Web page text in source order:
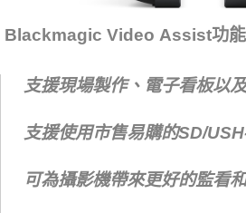
Blackmagic Video Assist功
支援現場製作、電子看板以
支援使用市售易購的SD/
可為攝影機帶來更好的監看